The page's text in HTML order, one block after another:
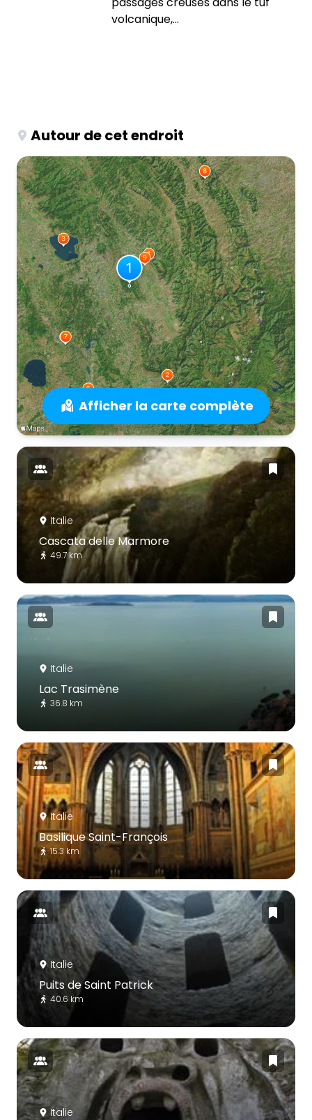
volcanique,...
Autour de cet endroit
Afficher la carte complète
Italie
Cascata delle Marmore
49.7 km
Italie
Lac Trasimène
36.8 km
Italie
Basilique Saint-François
15.3 km
Italie
Puits de Saint Patrick
40.6 km
Italie